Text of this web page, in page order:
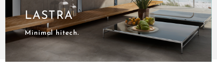
LASTRA
Minimal hitech.